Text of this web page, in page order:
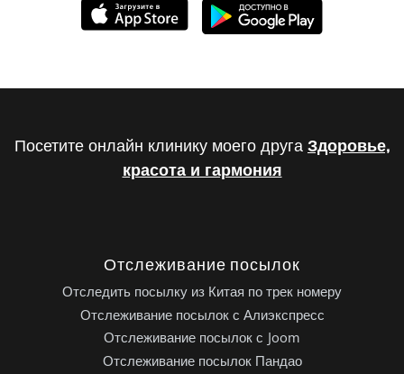
Посетите онлайн клинику моего друга Здоровье,
красота и гармония
Отслеживание посылок
Отследить посылку из Китая по трек номеру
Отслеживание посылок с Алиэкспресс
Отслеживание посылок с Joom
Отслеживание посылок Пандао